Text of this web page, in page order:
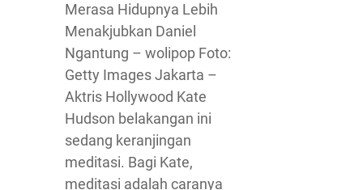
Merasa Hidupnya Lebih
Menakjubkan Daniel
Ngantung – wolipop Foto:
Getty Images Jakarta –
Aktris Hollywood Kate
Hudson belakangan ini
sedang keranjingan
meditasi. Bagi Kate,
meditasi adalah caranya